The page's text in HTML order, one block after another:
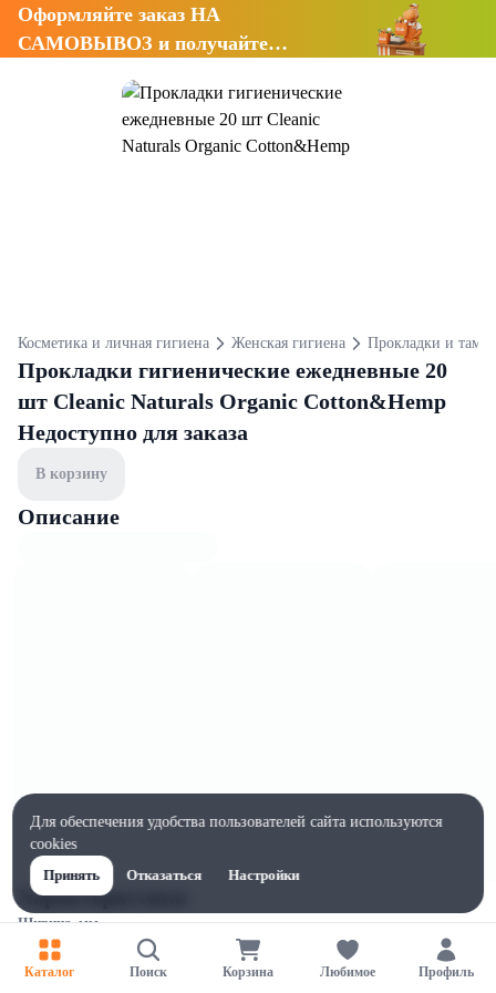
Оформляйте заказ НА
САМОВЫВОЗ и получайте
Косметика и личная гигиена Женская гигиена Прокладки и
Прокладки гигиенические ежедневные 20
шт Cleanic Naturals Organic Cotton&Hemp
Недоступно для заказа
В корзину
Описание
Характеристики
Ширина, мм
Высота, мм
Каталог Поиск Корзина Любимое Профиль
Для обеспечения удобства пользователей сайта используются
cookies
Принять
Отказаться Настройки